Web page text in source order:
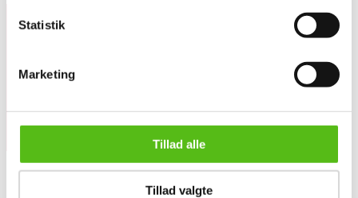
Statistik
Marketing
Tillad alle
Tillad valgte